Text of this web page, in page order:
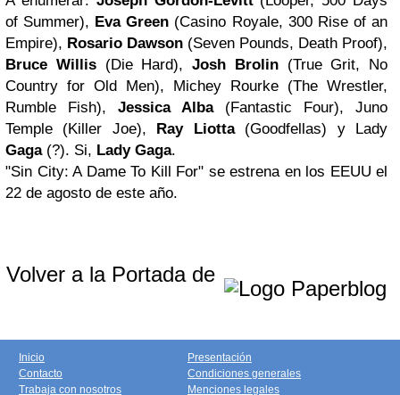
of Summer), Eva Green (Casino Royale, 300 Rise of an
Empire), Rosario Dawson (Seven Pounds, Death Proof),
Bruce Willis(Die Hard), Josh Brolin(True Grit, No
Country for Old Men), Michey Rourke (The Wrestler,
Rumble Fish), Jessica Alba(Fantastic Four), Juno
Temple (Killer Joe), Ray Liotta(Goodfellas) y Lady
Gaga(?). Si, Lady Gaga.
"Sin City: A Dame To Kill For" se estrena en los EEUU el
22 de agosto de este año.
Volver a la Portada de
Inicio
Contacto
Trabaja con nosotros
Presentación
Condiciones generales
Menciones legales